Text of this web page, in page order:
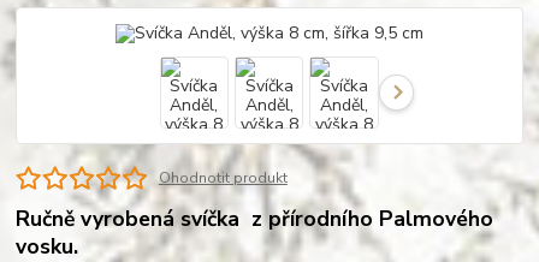
Ohodnotit produkt
Ručně vyrobená svíčka z přírodního Palmového
vosku.